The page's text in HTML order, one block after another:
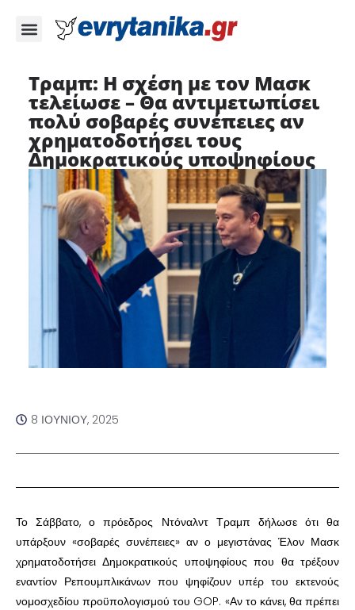
Τραμπ: Η σχέση με τον Μασκ
τελείωσε – Θα αντιμετωπίσει
πολύ σοβαρές συνέπειες αν
χρηματοδοτήσει τους
Δημοκρατικούς υποψηφίους
8 ΙΟΥΝΊΟΥ, 2025
Το Σάββατο, ο πρόεδρος Ντόναλντ Τραμπ δήλωσε ότι θα
υπάρξουν «σοβαρές συνέπειες» αν ο μεγιστάνας Έλον Μασκ
χρηματοδοτήσει Δημοκρατικούς υποψηφίους που θα τρέξουν
εναντίον Ρεπουμπλικάνων που ψηφίζουν υπέρ του εκτενούς
νομοσχεδίου προϋπολογισμού του GOP. «Αν το κάνει, θα πρέπει